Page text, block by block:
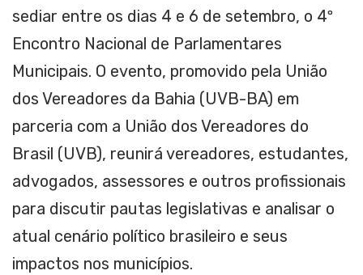
sediar entre os dias 4 e 6 de setembro, o 4º
Encontro Nacional de Parlamentares
Municipais. O evento, promovido pela União
dos Vereadores da Bahia (UVB-BA) em
parceria com a União dos Vereadores do
Brasil (UVB), reunirá vereadores, estudantes,
advogados, assessores e outros profissionais
para discutir pautas legislativas e analisar o
atual cenário político brasileiro e seus
impactos nos municípios.